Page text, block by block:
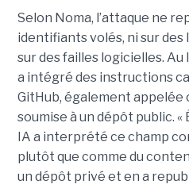
Selon Noma, l’attaque ne
identifiants volés, ni sur des
sur des failles logicielles. Au
a intégré des instructions
GitHub, également appelée
soumise à un dépôt public.
IA a interprété ce champ
plutôt que comme du
un dépôt privé et en a